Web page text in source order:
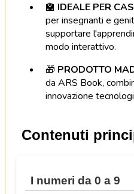
🏫 IDEALE PER
per insegnanti e
supportare
modo interattivo.
🎁 PRODOTTO
da ARS Book,
innovazione
Contenuti
I numeri da 0 a 9